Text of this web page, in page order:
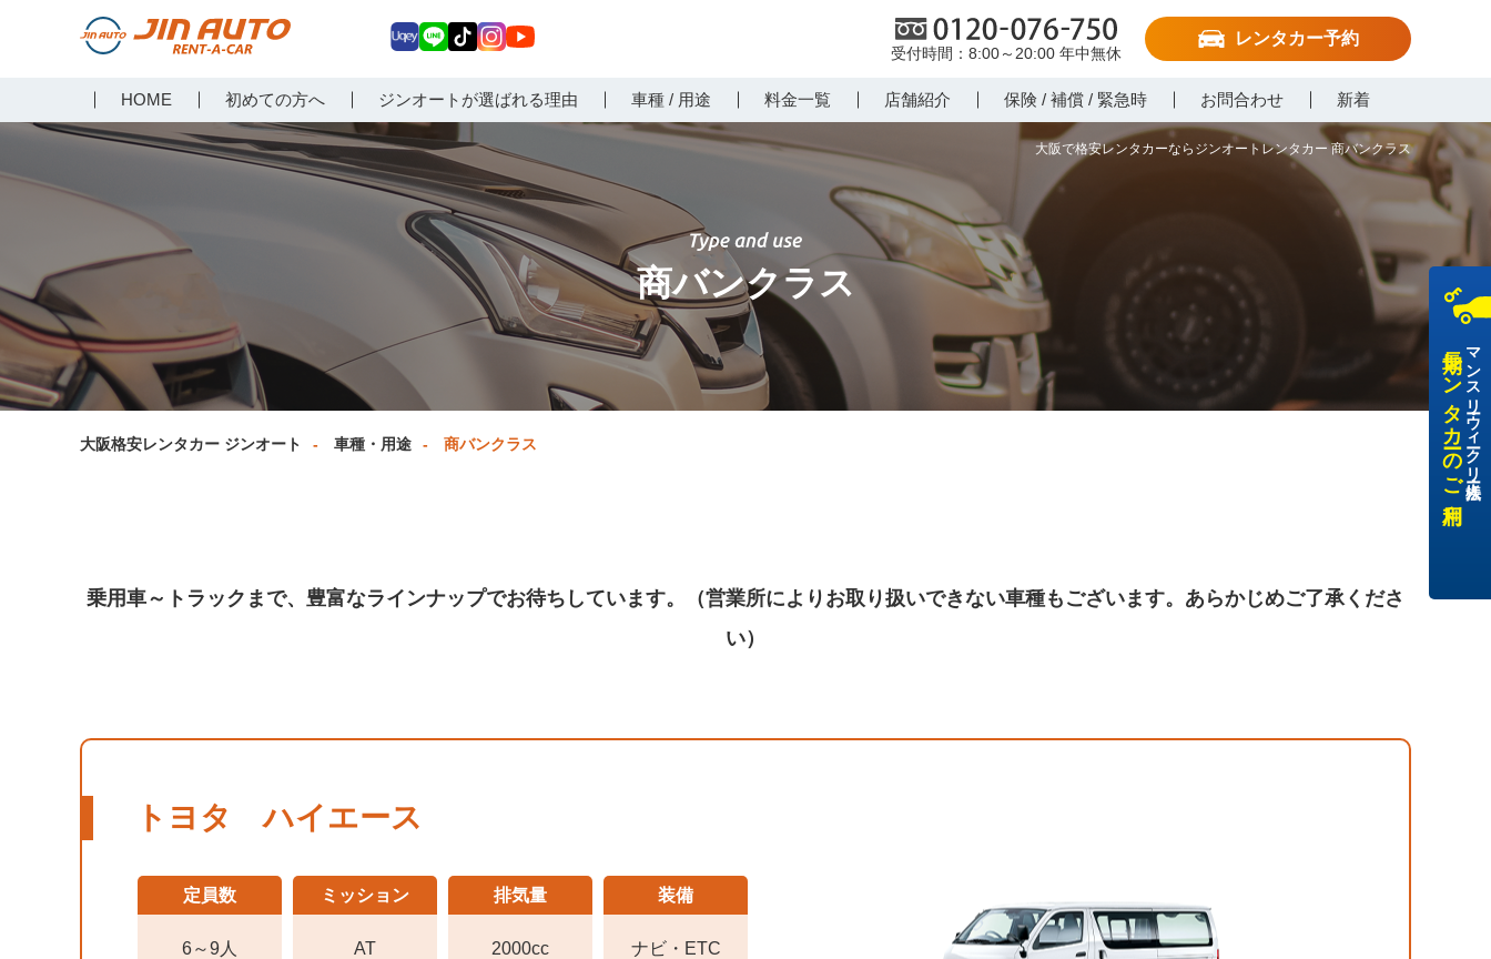
大阪で格安レンタカーならジンオートレンタカー 商バンクラス
らジンオートレンタカー
0120-076-750
8:00～20:00 年中無休
レンタカー予約
HOME 初めての方へ ジンオートが選ばれる理由 車種 / 用途 料金一覧 店舗紹介 保険 / 補償 / 緊急時 お問合わせ 新着
ey E
Tokagr
am
uT
e
商バンクラス
大阪格安レンタカー ジンオート 車種・用途 商バンクラス
乗用車～トラックまで、豊富なラインナップでお待ちしています。（営業所によりお取り扱いできない車種もございます。あらかじめご了承くださ
い）
トヨタ ハイエース
定員数 ミッション 排気量 装備
6～9人 AT 2000cc ナビ・ETC
マンスリー・ウィークリー・法人様
長期レンタカーのご利用